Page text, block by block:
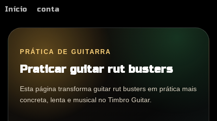
Início conta
PRÁTICA DE GUITARRA
Praticar guitar rut busters
Esta página transforma guitar rut busters em prática mais
concreta, lenta e musical no Timbro Guitar.